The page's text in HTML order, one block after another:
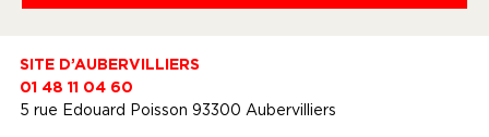
SITE D’AUBERVILLIERS
01 48 11 04 60
5 rue Edouard Poisson 93300 Aubervilliers